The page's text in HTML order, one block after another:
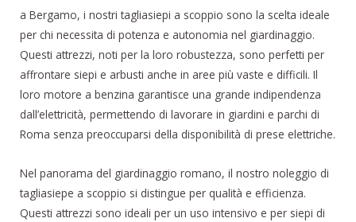
a Bergamo, i nostri tagliasiepi a scoppio sono la scelta ideale
per chi necessita di potenza e autonomia nel giardinaggio.
Questi attrezzi, noti per la loro robustezza, sono perfetti per
affrontare siepi e arbusti anche in aree più vaste e difficili. Il
loro motore a benzina garantisce una grande indipendenza
dall’elettricità, permettendo di lavorare in giardini e parchi di
Roma senza preoccuparsi della disponibilità di prese elettriche.
Nel panorama del giardinaggio romano, il nostro noleggio di
tagliasiepe a scoppio si distingue per qualità e efficienza.
Questi attrezzi sono ideali per un uso intensivo e per siepi di